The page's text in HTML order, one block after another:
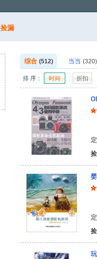
捡漏
综合 (512) 当当 (320)
排 序： 时间 折扣